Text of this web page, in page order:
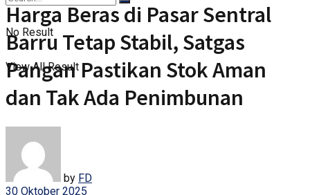
No Result
View All Result
Harga Beras di Pasar Sentral
Barru Tetap Stabil, Satgas
Pangan Pastikan Stok Aman
dan Tak Ada Penimbunan
by FD
30 Oktober 2025